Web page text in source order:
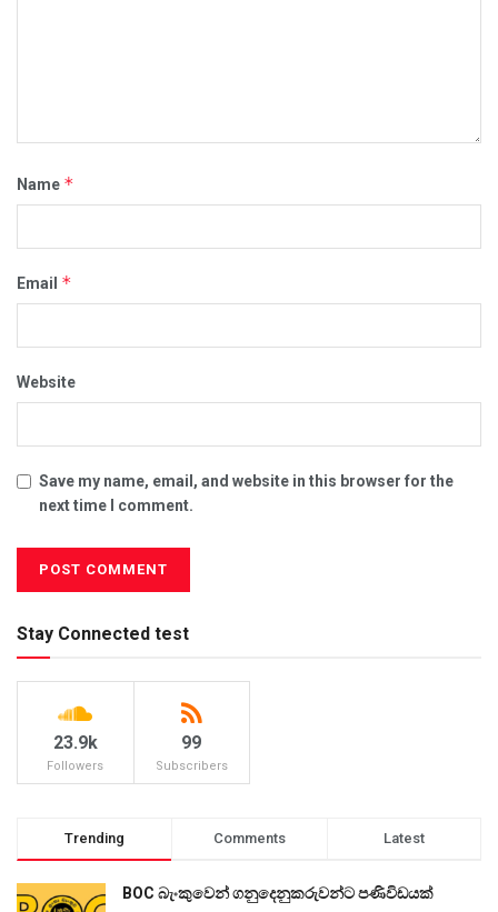
Name *
Email *
Website
Save my name, email, and website in this browser for the
next time I comment.
Stay Connected test
23.9k
Followers
99
Subscribers
Trending Comments Latest
BOC බැංකුවෙන් ගනුදෙනුකරුවන්ට පණිවිඩයක්